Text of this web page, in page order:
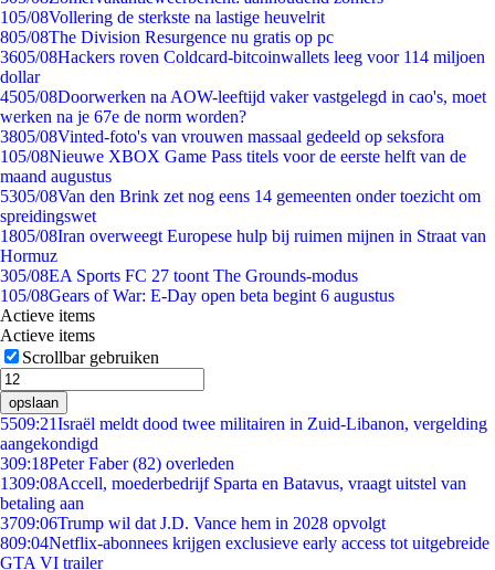
105/08Vollering de sterkste na lastige heuvelrit
805/08The Division Resurgence nu gratis op pc
3605/08Hackers roven Coldcard-bitcoinwallets leeg voor 114 miljoen
dollar
4505/08Doorwerken na AOW-leeftijd vaker vastgelegd in cao's, moet
werken na je 67e de norm worden?
3805/08Vinted-foto's van vrouwen massaal gedeeld op seksfora
105/08Nieuwe XBOX Game Pass titels voor de eerste helft van de
maand augustus
5305/08Van den Brink zet nog eens 14 gemeenten onder toezicht om
spreidingswet
1805/08Iran overweegt Europese hulp bij ruimen mijnen in Straat van
Hormuz
305/08EA Sports FC 27 toont The Grounds-modus
105/08Gears of War: E-Day open beta begint 6 augustus
Actieve items
Actieve items
Scrollbar gebruiken
opslaan
5509:21Israël meldt dood twee militairen in Zuid-Libanon, vergelding
aangekondigd
309:18Peter Faber (82) overleden
1309:08Accell, moederbedrijf Sparta en Batavus, vraagt uitstel van
betaling aan
3709:06Trump wil dat J.D. Vance hem in 2028 opvolgt
809:04Netflix-abonnees krijgen exclusieve early access tot uitgebreide
GTA VI trailer